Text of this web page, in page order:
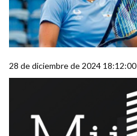
28 de diciembre de 2024 18:12:00